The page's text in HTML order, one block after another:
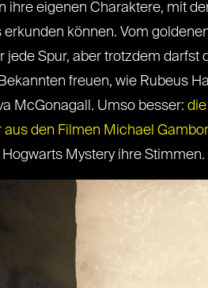
ihre eigenen Charaktere, mit
können. Vom
jede Spur, aber trotzdem darfst
freuen, wie Rubeus
McGonagall. Umso besser: die
den Filmen Michael
Mystery ihre Stimmen.